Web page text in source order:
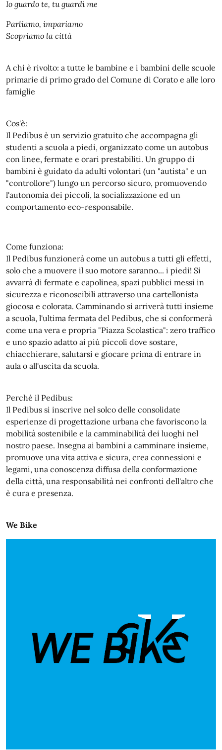
Io guardo te, tu guardi me
Parliamo, impariamo
Scopriamo la città
A chi è rivolto: a tutte le bambine e i bambini delle scuole
primarie di primo grado del Comune di Corato e alle loro
famiglie
Cos'è:
Il Pedibus è un servizio gratuito che accompagna gli
studenti a scuola a piedi, organizzato come un autobus
con linee, fermate e orari prestabiliti. Un gruppo di
bambini è guidato da adulti volontari (un "autista" e un
"controllore") lungo un percorso sicuro, promuovendo
l'autonomia dei piccoli, la socializzazione ed un
comportamento eco-responsabile.
Come funziona:
Il Pedibus funzionerà come un autobus a tutti gli effetti,
solo che a muovere il suo motore saranno... i piedi! Si
avvarrà di fermate e capolinea, spazi pubblici messi in
sicurezza e riconoscibili attraverso una cartellonista
giocosa e colorata. Camminando si arriverà tutti insieme
a scuola, l'ultima fermata del Pedibus, che si conformerà
come una vera e propria "Piazza Scolastica": zero traffico
e uno spazio adatto ai più piccoli dove sostare,
chiacchierare, salutarsi e giocare prima di entrare in
aula o all'uscita da scuola.
Perché il Pedibus:
Il Pedibus si inscrive nel solco delle consolidate
esperienze di progettazione urbana che favoriscono la
mobilità sostenibile e la camminabilità dei luoghi nel
nostro paese. Insegna ai bambini a camminare insieme,
promuove una vita attiva e sicura, crea connessioni e
legami, una conoscenza diffusa della conformazione
della città, una responsabilità nei confronti dell'altro che
è cura e presenza.
We Bike